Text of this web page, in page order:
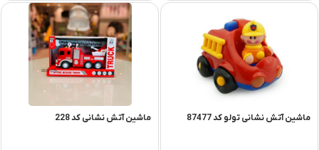
ماشین آتش نشانی تولو کد 87477 ماشین آتش نشانی کد 228